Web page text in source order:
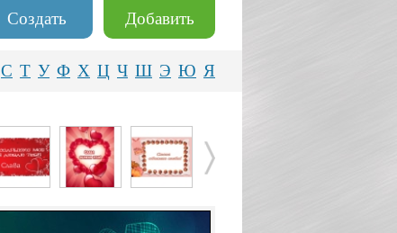
Добавить
Создать
С Т У Ф Х Ц Ч Ш Э Ю Я